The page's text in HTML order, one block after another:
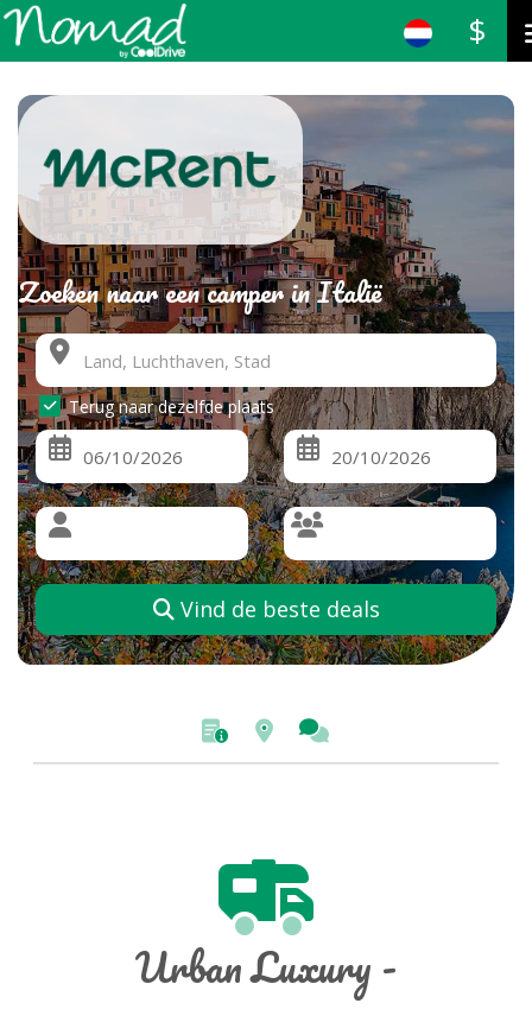
$
Zoeken naar een camper in Italië
Terug naar dezelfde plaats
Vind de beste deals
Urban Luxury -